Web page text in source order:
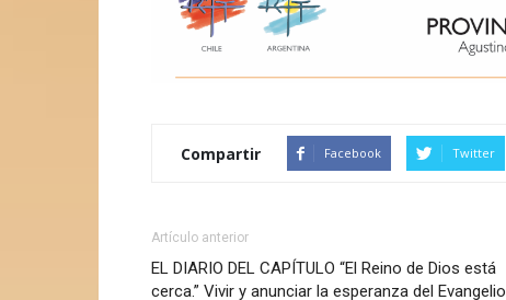
Compartir Facebook Twitter
Artículo anterior
EL DIARIO DEL CAPÍTULO “El Reino de Dios está
cerca.” Vivir y anunciar la esperanza del Evangelio